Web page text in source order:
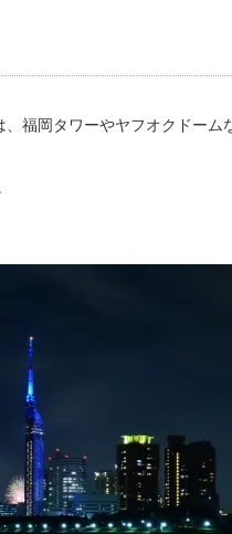
福岡タワーやヤフオクドーム